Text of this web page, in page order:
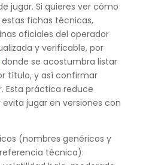
jugar. Si quieres ver cómo
fichas técnicas,
oficiales del operador
y verificable, por
donde se acostumbra listar
título, y así confirmar
Esta práctica reduce
evita jugar en versiones con
(nombres genéricos y
técnica):